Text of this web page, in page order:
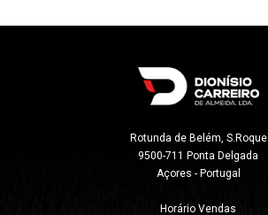
Rotunda de Belém, S.Roque
9500-711 Ponta Delgada
Açores - Portugal
Horário Vendas